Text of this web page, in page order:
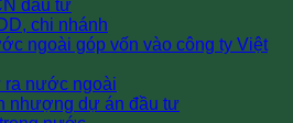
đầu tư
chi nhánh
ngoài góp vốn vào công ty Việt
ra nước ngoài
nhượng dự án đầu tư